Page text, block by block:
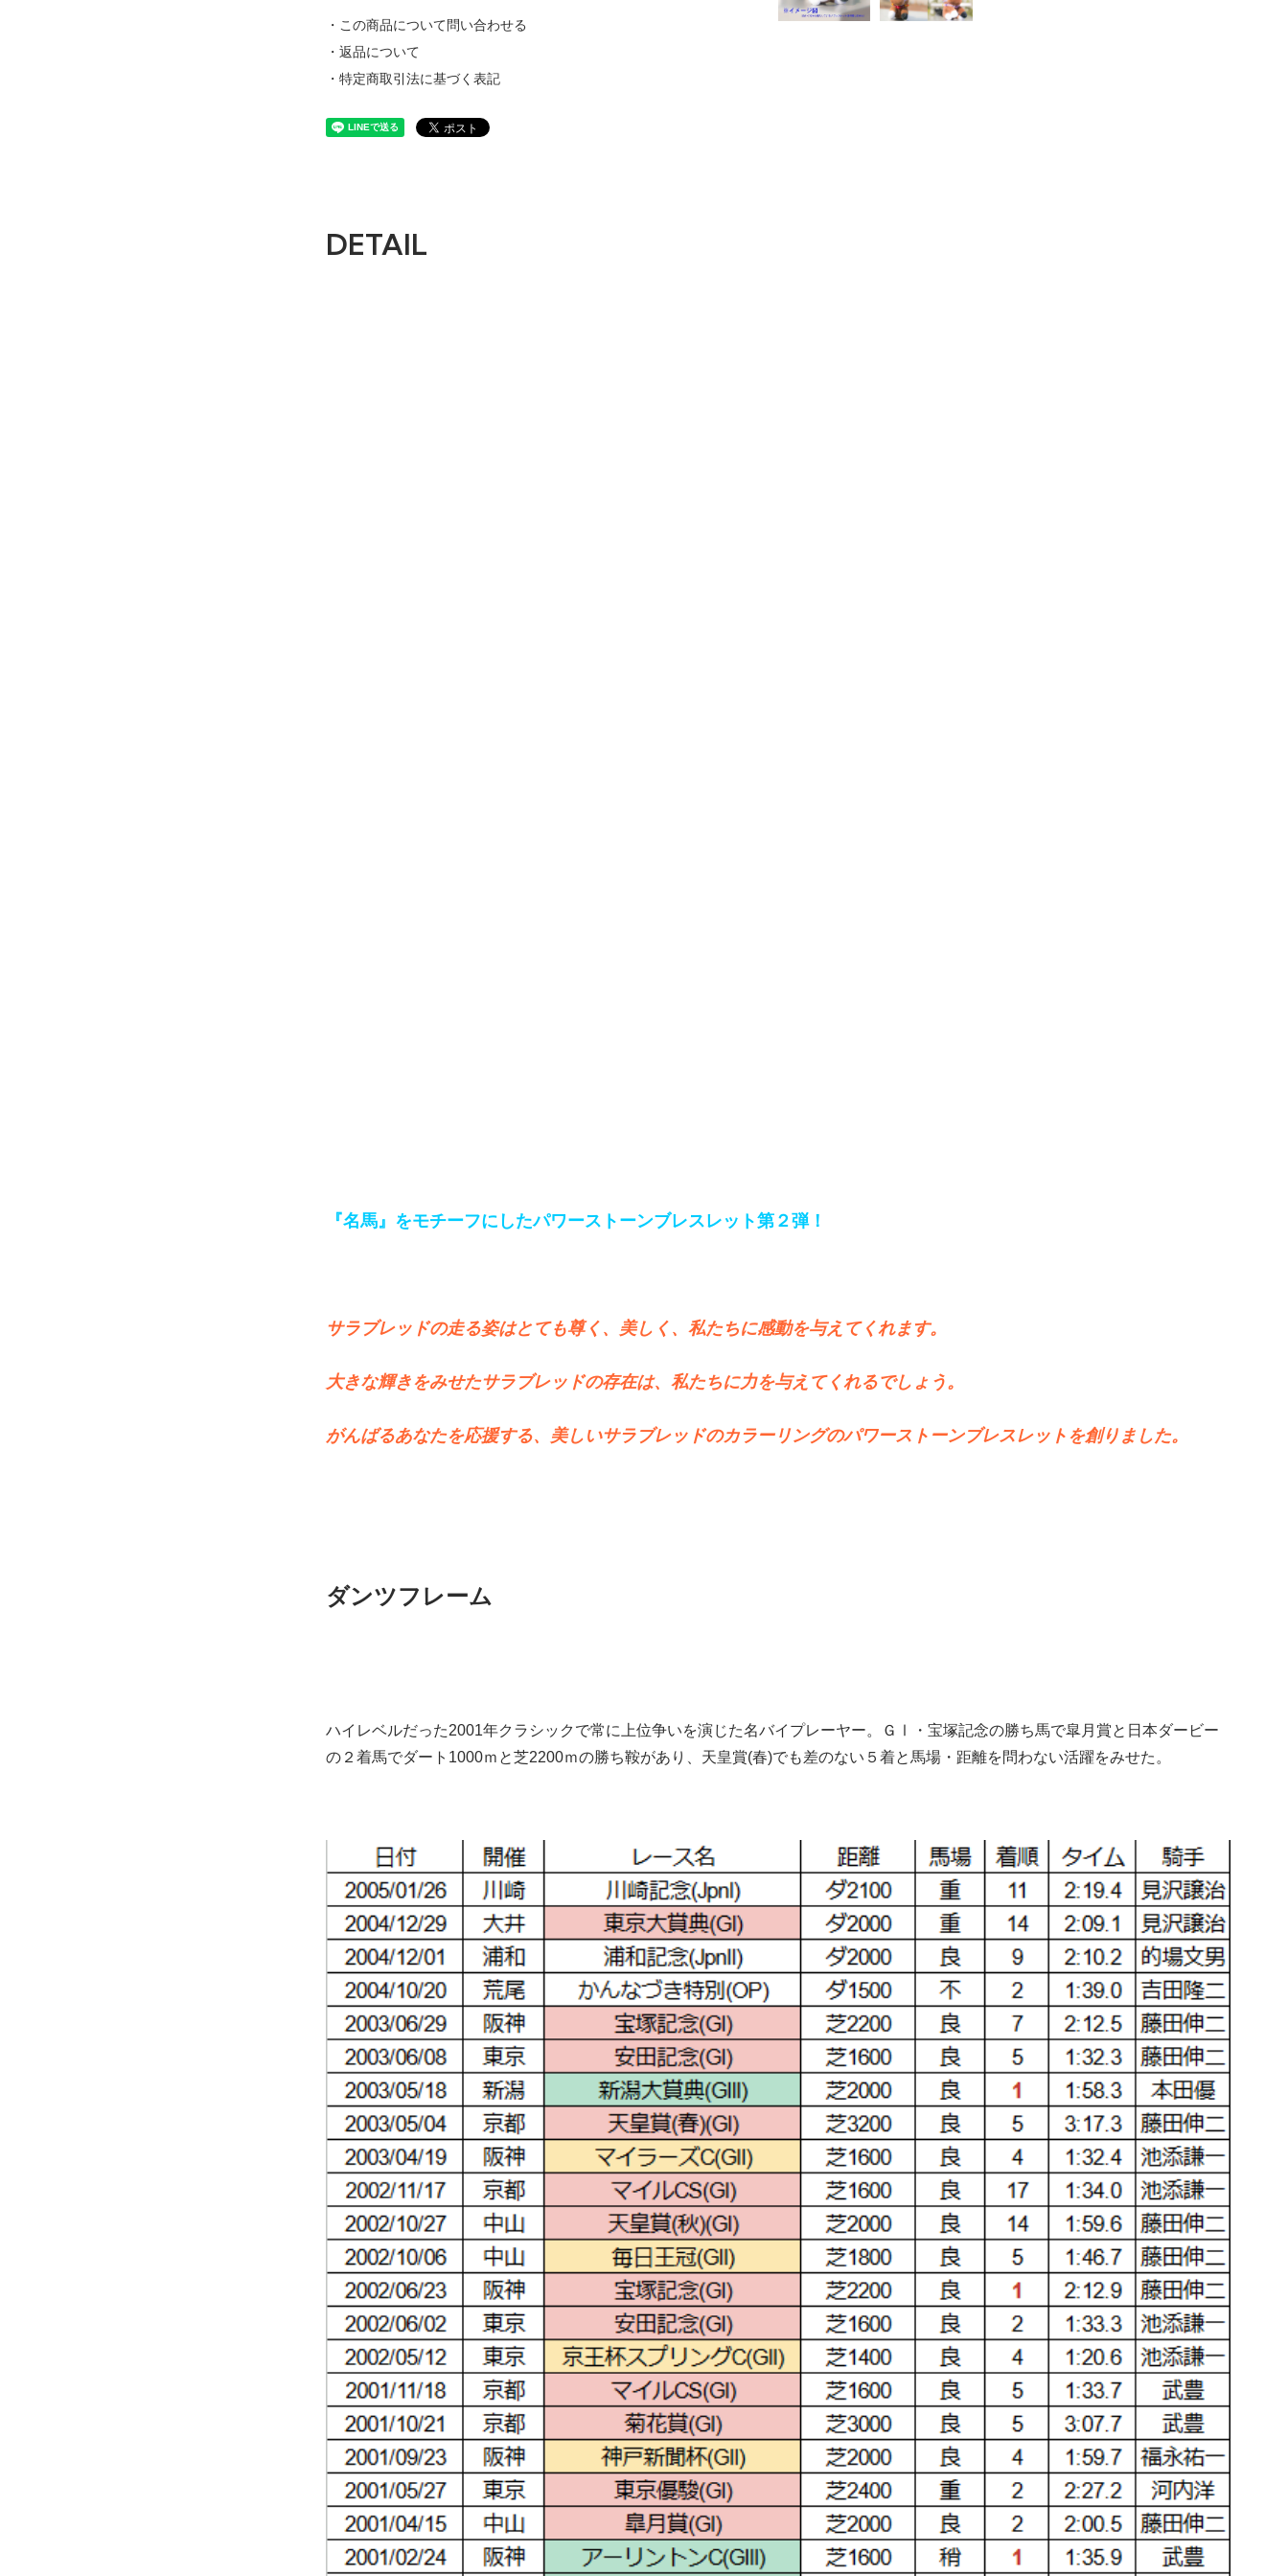
・この商品について問い合わせる
・返品について
・特定商取引法に基づく表記
DETAIL
『名馬』をモチーフにしたパワーストーンブレスレット第２弾！
サラブレッドの走る姿はとても尊く、美しく、私たちに感動を与えてくれます。
大きな輝きをみせたサラブレッドの存在は、私たちに力を与えてくれるでしょう。
がんばるあなたを応援する、美しいサラブレッドのカラーリングのパワーストーンブレスレットを創りました。
ダンツフレーム
ハイレベルだった2001年クラシックで常に上位争いを演じた名バイプレーヤー。ＧⅠ・宝塚記念の勝ち馬で皐月賞と日本ダービー
の２着馬でダート1000ｍと芝2200ｍの勝ち鞍があり、天皇賞(春)でも差のない５着と馬場・距離を問わない活躍をみせた。